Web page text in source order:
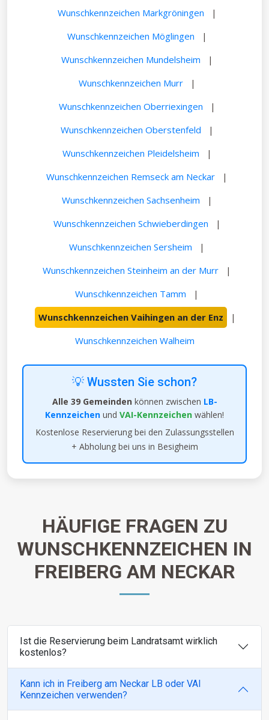
Wunschkennzeichen Markgröningen
|
Wunschkennzeichen Möglingen
|
Wunschkennzeichen Mundelsheim
|
Wunschkennzeichen Murr
|
Wunschkennzeichen Oberriexingen
|
Wunschkennzeichen Oberstenfeld
|
Wunschkennzeichen Pleidelsheim
|
Wunschkennzeichen Remseck am Neckar
|
Wunschkennzeichen Sachsenheim
|
Wunschkennzeichen Schwieberdingen
|
Wunschkennzeichen Sersheim
|
Wunschkennzeichen Steinheim an der Murr
|
Wunschkennzeichen Tamm
|
Wunschkennzeichen Vaihingen an der Enz
|
Wunschkennzeichen Walheim
💡 Wussten Sie schon?
Alle 39 Gemeindenkönnen zwischen LB-
Kennzeichen und VAI-Kennzeichen wählen!
Kostenlose Reservierung bei den Zulassungsstellen
+ Abholung bei uns in Besigheim
HÄUFIGE FRAGEN ZU
WUNSCHKENNZEICHEN IN
FREIBERG AM NECKAR
Ist die Reservierung beim Landratsamt wirklich
kostenlos?
Kann ich in Freiberg am Neckar LB oder VAI
Kennzeichen verwenden?